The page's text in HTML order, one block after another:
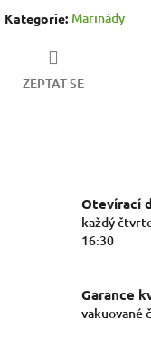
Kategorie: Marinády
ZEPTAT SE
Otevírací
každý
16:30
Garance
vakuované